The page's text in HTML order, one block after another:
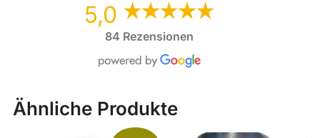
5,0
84 Rezensionen
Ähnliche Produkte